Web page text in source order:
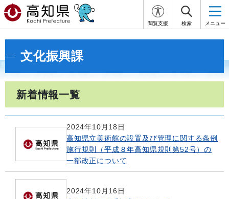
閲覧支援 検索 メニュー
文化振興課
新着情報一覧
2024年10月18日
高知県立美術館の設置及び管理に関する条例
施行規則（平成８年高知県規則第52号）の
一部改正について
2024年10月16日